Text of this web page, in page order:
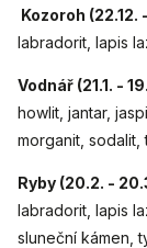
Kozoroh (22.12.
labradorit, lapis
Vodnář (21.1. -
howlit, jantar,
morganit, sodalit,
Ryby (20.2. -
labradorit, lapis
sluneční kámen,